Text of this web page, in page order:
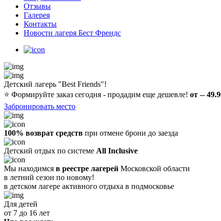
Отзывы
Галерея
Контакты
Новости лагеря Бест Френдс
Детский лагерь "Best Friends"!
⭐️ Формируйте заказ сегодня - продадим еще дешевле! от --
Забронировать место
100% возврат средств при отмене брони до заезда
Детский отдых по системе All Inclusive
Мы находимся в реестре лагерей Московской области
в летний сезон по новому!
в детском лагере активного отдыха в подмосковье
Для детей
от 7 до 16 лет